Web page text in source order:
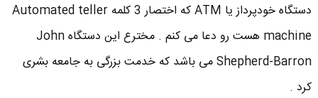
دستگاه خودپرداز یا ATM که اختصار 3 کلمه Automated teller
machine هست رو دعا می کنم . مخترع این دستگاه John
Shepherd-Barron می باشد که خدمت بزرگی به جامعه بشری
کرد .